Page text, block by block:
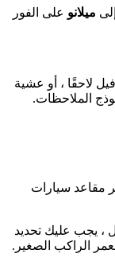
ميلانو على الفور
لاحقًا ، أو عشية
الملاحظات.
مقاعد سيارات
، يجب عليك تحديد
الراكب الصغير.